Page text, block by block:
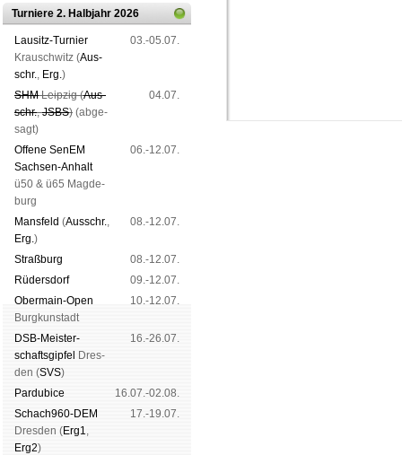
Turniere 2. Halbjahr 2026
Lau­sitz-Tur­nier
Krausch­witz (Aus­
schr., Erg.)
03.-05.07.
SHMLeip­zig (Aus­
schr.,JSBS) (ab­ge­
sagt)
04.07.
Offene SenEM
Sach­sen-An­halt
ü50 & ü65 Mag­de­
burg
06.-12.07.
Mans­feld (Aus­schr.,
Erg.)
08.-12.07.
Straß­burg
08.-12.07.
Rüders­dorf
09.-12.07.
Ober­main-Open
Burg­kun­stadt
10.-12.07.
DSB-Meister­
schafts­gipfel
Dres­
den (SVS)
16.-26.07.
Pardu­bice
16.07.-02.08.
Schach960-DEM
Dres­den (Erg1,
Erg2)
17.-19.07.